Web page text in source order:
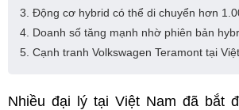
3. Động cơ hybrid có thể di chuyển hơn
4. Doanh số tăng mạnh nhờ phiên bản
5. Cạnh tranh Volkswagen Teramont tại
Nhiều đại lý tại Việt Nam đã bắt